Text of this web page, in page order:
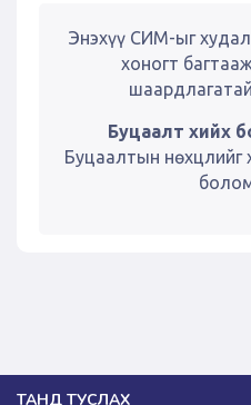
Энэхүү СИМ-ыг
хоногт
Буцаалт хийх
Буцаалтын нөхцлийг
ТАНД ТУСЛАХ